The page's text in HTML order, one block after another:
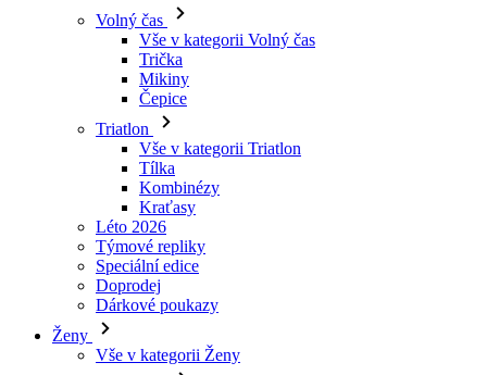
Volný čas
Vše v kategorii Volný čas
Trička
Mikiny
Čepice
Triatlon
Vše v kategorii Triatlon
Tílka
Kombinézy
Kraťasy
Léto 2026
Týmové repliky
Speciální edice
Doprodej
Dárkové poukazy
Ženy
Vše v kategorii Ženy